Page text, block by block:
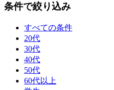
条件で絞り込み
すべての条件
20代
30代
40代
50代
60代以上